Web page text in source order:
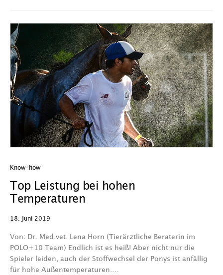
Know-how
Top Leistung bei hohen
Temperaturen
18. Juni 2019
Von: Dr. Med.vet. Lena Horn (Tierärztliche Beraterin im
POLO+10 Team) Endlich ist es heiß! Aber nicht nur die
Spieler leiden, auch der Stoffwechsel der Ponys ist anfällig
für hohe Außentemperaturen.…